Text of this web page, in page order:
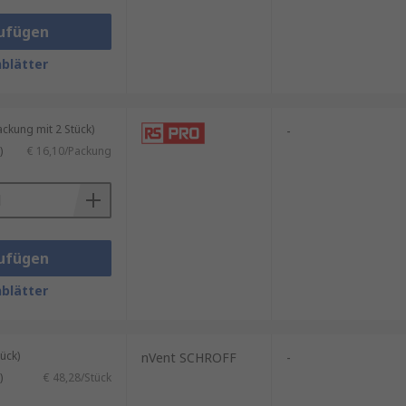
mit 2 Stück)
€ 16,10/Packung
-
€ 48,28/Stück
nVent SCHROFF -